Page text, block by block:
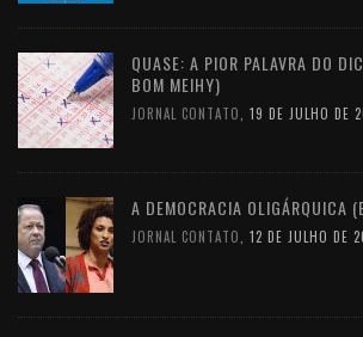
QUASE: A PIOR PALAVRA DO
BOM MEIHY)
JORNAL CONTATO 19 DE JULHO DE
A DEMOCRACIA OLIGÁRQUICA
JORNAL CONTATO 12 DE JULHO DE